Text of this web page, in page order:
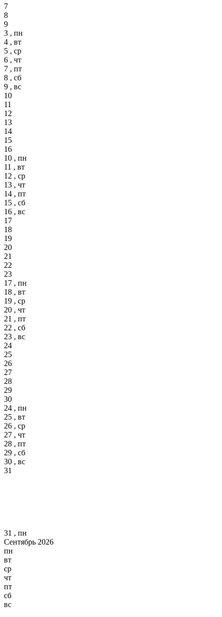
7
8
9
3 , пн
4 , вт
5 , ср
6 , чт
7 , пт
8 , сб
9 , вс
10
11
12
13
14
15
16
10 , пн
11 , вт
12 , ср
13 , чт
14 , пт
15 , сб
16 , вс
17
18
19
20
21
22
23
17 , пн
18 , вт
19 , ср
20 , чт
21 , пт
22 , сб
23 , вс
24
25
26
27
28
29
30
24 , пн
25 , вт
26 , ср
27 , чт
28 , пт
29 , сб
30 , вс
31
31 , пн
Сентябрь 2026
пн
вт
ср
чт
пт
сб
вс